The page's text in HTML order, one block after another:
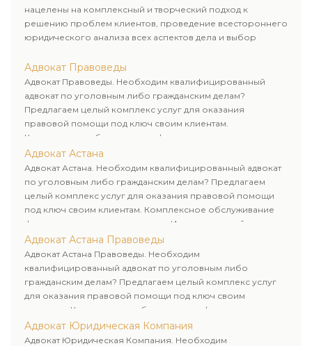
нацелены на комплексный и творческий подход к
решению проблем клиентов, проведение всестороннего
юридического анализа всех аспектов дела и выбор
Адвокат Правоведы
Адвокат Правоведы. Необходим квалифицированный
адвокат по уголовным либо гражданским делам?
Предлагаем целый комплекс услуг для оказания
правовой помощи под ключ своим клиентам.
Комплексное обслуживание физических и юридических
лиц. Индивидуальный подход к каждому клиенту.
Адвокат Астана
Адвокат Астана. Необходим квалифицированный адвокат
по уголовным либо гражданским делам? Предлагаем
целый комплекс услуг для оказания правовой помощи
под ключ своим клиентам. Комплексное обслуживание
физических и юридических лиц. Индивидуальный подход к
каждому клиенту.
Адвокат Астана Правоведы
Адвокат Астана Правоведы. Необходим
квалифицированный адвокат по уголовным либо
гражданским делам? Предлагаем целый комплекс услуг
для оказания правовой помощи под ключ своим
клиентам. Комплексное обслуживание физических и
юридических лиц. Индивидуальный подход к каждому
клиенту.
Адвокат Юридическая Компания
Адвокат Юридическая Компания. Необходим